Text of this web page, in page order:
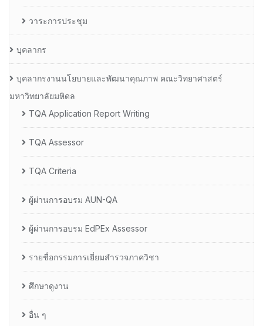
วาระการประชุม
บุคลากร
บุคลากรงานนโยบายและพัฒนาคุณภาพ คณะวิทยาศาสตร์
มหาวิทยาลัยมหิดล
TQA Application Report Writing
TQA Assessor
TQA Criteria
ผู้ผ่านการอบรม AUN-QA
ผู้ผ่านการอบรม EdPEx Assessor
รายชื่อกรรมการเยี่ยมสำรวจภาควิชา
ศึกษาดูงาน
อื่น ๆ